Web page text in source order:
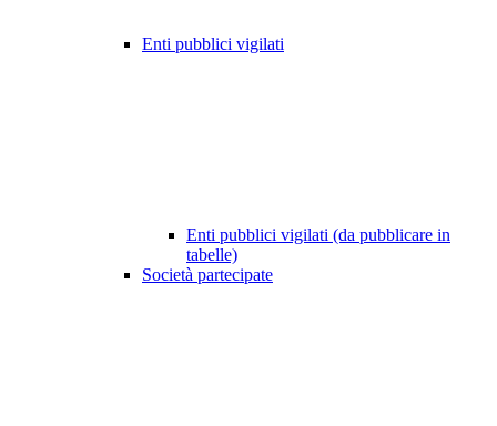
Enti pubblici vigilati
Enti pubblici vigilati (da pubblicare in
tabelle)
Società partecipate